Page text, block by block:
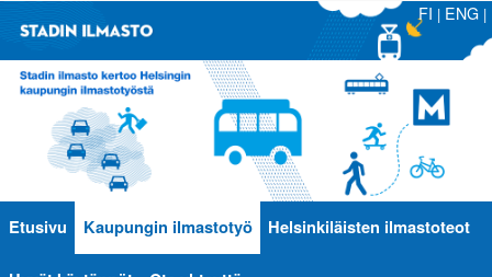
FI | ENG|
Päävalikko
Siirry
Siirry
Etusivu Kaupungin ilmastotyö Helsinkiläisten ilmastoteot